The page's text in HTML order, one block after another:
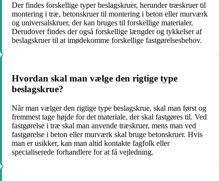
Der findes forskellige typer beslagskruer, herunder træskruer til
montering i træ, betonskruer til montering i beton eller murværk
og universalskruer, der kan bruges til forskellige materialer.
Derudover findes der også forskellige længder og tykkelser af
beslagskruer til at imødekomme forskellige fastgørelsesbehov.
Hvordan skal man vælge den rigtige type
beslagskrue?
Når man vælger den rigtige type beslagskrue, skal man først og
fremmest tage højde for det materiale, der skal fastgøres til. Ved
fastgørelse i træ skal man anvende træskruer, mens man ved
fastgørelse i beton eller murværk skal bruge betonskruer. Hvis
man er usikker, kan man altid kontakte fagfolk eller
specialiserede forhandlere for at få vejledning.